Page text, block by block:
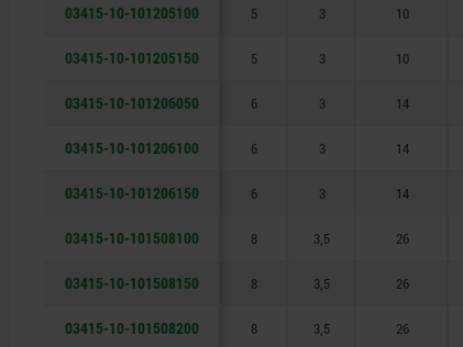
03415-10-101205100 5 3 10
03415-10-101205150 5 3 10
03415-10-101206050 6 3 14
03415-10-101206100 6 3 14
03415-10-101206150 6 3 14
03415-10-101508100 8 3,5 26
03415-10-101508150 8 3,5 26
03415-10-101508200 8 3,5 26